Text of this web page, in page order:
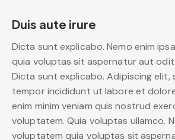
Duis aute irure
Dicta sunt explicabo. Nemo enim
quia voluptas sit aspernatur aut
Dicta sunt explicabo. Adipiscing elit,
tempor incididunt ut labore et
enim minim veniam quis nostrud
voluptatem. Quia voluptas ullamco.
voluptatem quia voluptas sit